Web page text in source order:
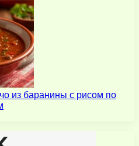
из баранины с рисом по